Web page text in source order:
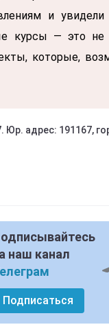
и
курсы — это не
которые,
адрес: 191167,
наш канал
Подписаться